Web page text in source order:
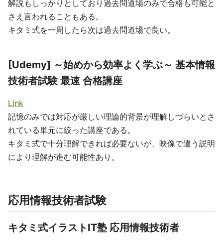
解説もしっかりとしており過去問道場のみで合格も可能と
さえ言われることもある。
キタミ式を一周したら次は過去問道場で良い。
[Udemy] ～始めから効率よく学ぶ～ 基本情報
技術者試験 最速 合格講座
Link
記憶のみでは対応が厳しい理論的背景が理解しづらいとさ
れている単元に絞った講座である。
キタミ式で十分理解できれば必要ないが、映像で違う説明
により理解が進む可能性あり。
応用情報技術者試験
キタミ式イラストIT塾 応用情報技術者